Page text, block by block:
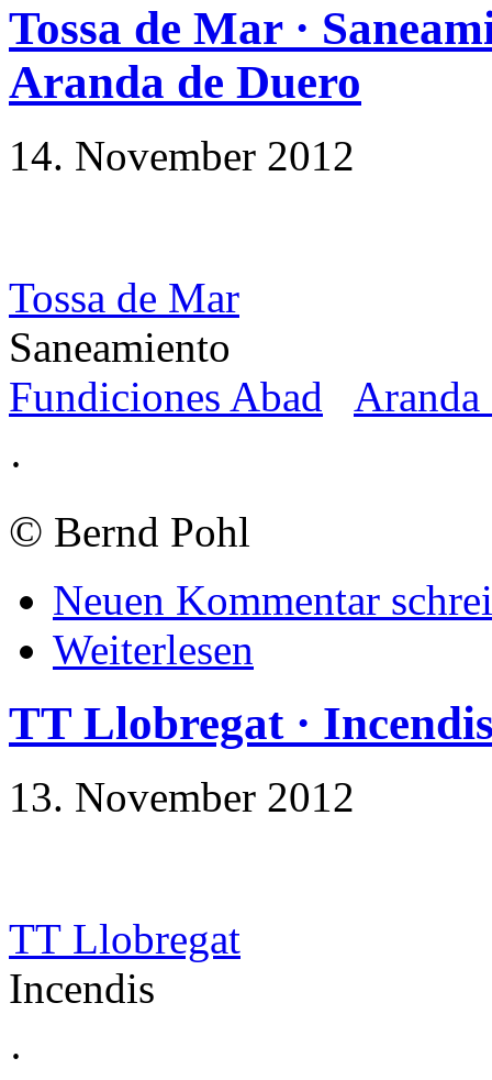
Tossa de Mar ·
Aranda de Duero
14. November 2012
Tossa de Mar
Saneamiento
Fundiciones Abad
Aranda
·
© Bernd Pohl
Neuen Kommentar
Weiterlesen
TT Llobregat ·
13. November 2012
TT Llobregat
Incendis
·